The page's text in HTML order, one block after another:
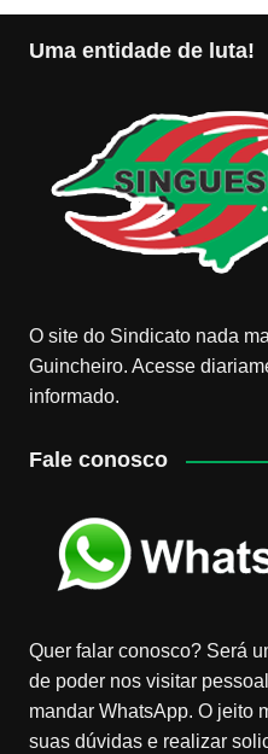
Uma entidade de luta!
O site do Sindicato nada
Guincheiro. Acesse
informado.
Fale conosco
Quer falar conosco? Será
de poder nos visitar
mandar WhatsApp. O jeito
suas dúvidas e realizar